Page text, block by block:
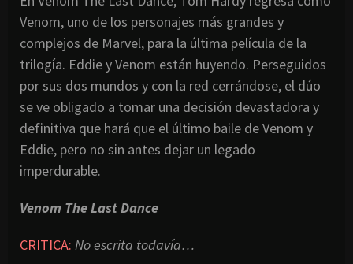
Venom, uno de los personajes más grandes y
complejos de Marvel, para la última película de la
trilogía. Eddie y Venom están huyendo. Perseguidos
por sus dos mundos y con la red cerrándose, el dúo
se ve obligado a tomar una decisión devastadora y
definitiva que hará que el último baile de Venom y
Eddie, pero no sin antes dejar un legado
imperdurable.
Venom The Last Dance
CRITICA: No escrita todavía…